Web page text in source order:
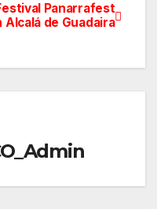
Festival Panarrafest
Alcalá de Guadaira